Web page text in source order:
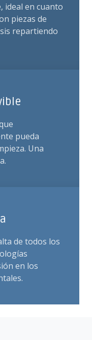
ideal en cuanto
piezas de
repartiendo
pueda
Una
de todos los
en los